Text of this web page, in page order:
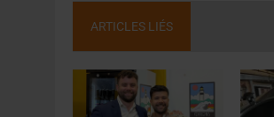
ARTICLES LIÉS